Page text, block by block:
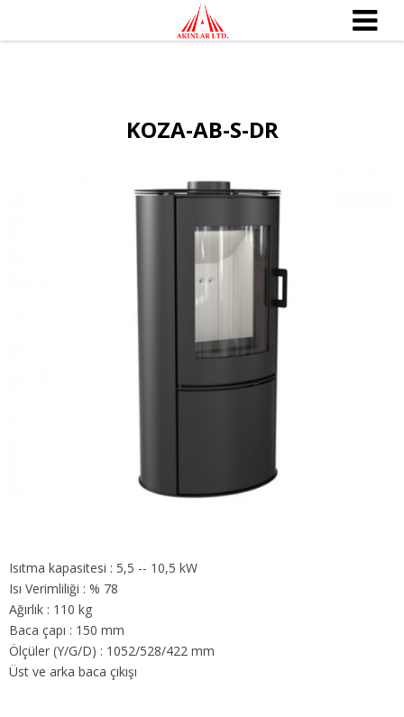
KOZA-AB-S-DR
Isıtma kapasitesi : 5,5 -- 10,5 kW
Isı Verimliliği : % 78
Ağırlık : 110 kg
Baca çapı : 150 mm
Ölçüler (Y/G/D) : 1052/528/422 mm
Üst ve arka baca çıkışı